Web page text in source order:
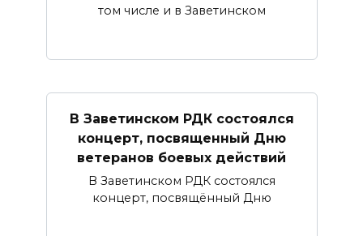
том числе и в Заветинском
В Заветинском РДК состоялся
концерт, посвященный Дню
ветеранов боевых действий
В Заветинском РДК состоялся
концерт, посвящённый Дню